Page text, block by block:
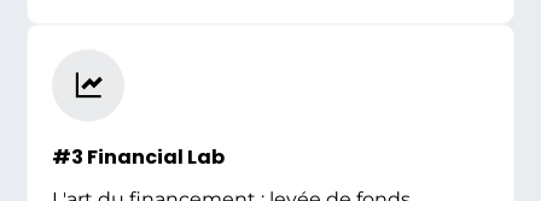
#3 Financial Lab